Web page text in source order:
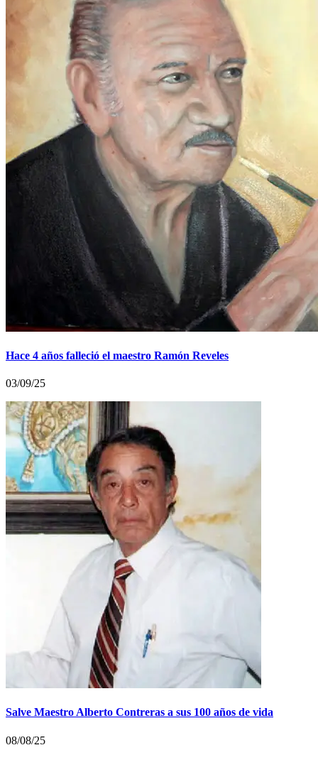
Hace 4 años falleció el maestro Ramón Reveles
03/09/25
Salve Maestro Alberto Contreras a sus 100 años de vida
08/08/25